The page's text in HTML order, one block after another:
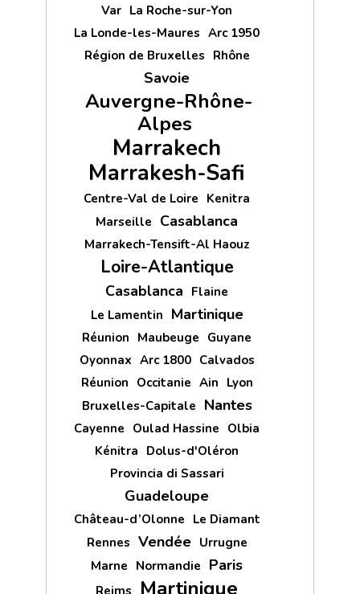
Var La Roche-sur-Yon
La Londe-les-Maures Arc 1950
Région de Bruxelles Rhône
Savoie
Auvergne-Rhône-
Alpes
Marrakech
Marrakesh-Safi
Centre-Val de Loire Kenitra
Marseille Casablanca
Marrakech-Tensift-Al Haouz
Loire-Atlantique
Casablanca Flaine
Le Lamentin Martinique
Réunion Maubeuge Guyane
Oyonnax Arc 1800 Calvados
Réunion Occitanie Ain Lyon
Bruxelles-Capitale Nantes
Cayenne Oulad Hassine Olbia
Kénitra Dolus-d'Oléron
Provincia di Sassari
Guadeloupe
Château-d’Olonne Le Diamant
Rennes Vendée Urrugne
Marne Normandie Paris
Martinique